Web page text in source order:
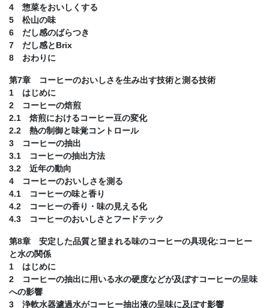
4 惣菜をおいしくする
5 松山の味
6 だし感のばらつき
7 だし感とBrix
8 おわりに
第7章 コーヒーのおいしさを生み出す技術と測る技術
1 はじめに
2 コーヒーの焙煎
2.1 焙煎におけるコーヒー豆の変化
2.2 熱の制御と味覚コントロール
3 コーヒーの抽出
3.1 コーヒーの抽出方法
3.2 近年の動向
4 コーヒーのおいしさを測る
4.1 コーヒーの味と香り
4.2 コーヒーの香り・味の見える化
4.3 コーヒーのおいしさとフードテック
第8章 安定した品質と望まれる味のコーヒーの具現化:コーヒー
と水の関係
1 はじめに
2 コーヒーの抽出に用いる水の硬度などが及ぼすコーヒーの呈味
への影響
3 浄軟水器濾過水がコーヒー抽出液の呈味に及ぼす影響